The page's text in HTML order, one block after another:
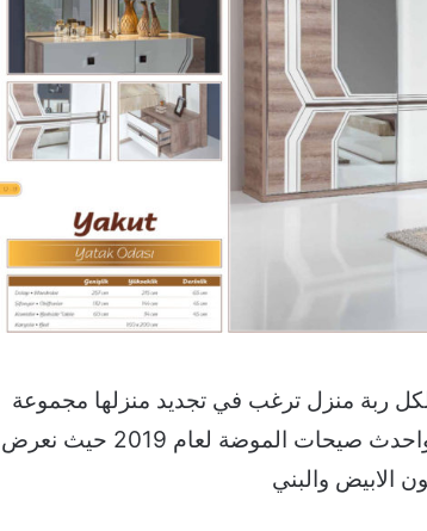
ربة منزل ترغب في تجديد منزلها مجموعة
باحدث الصيحات واحدث صيحات الموضة لعام 2019 حيث نعرض
الابيض والبني